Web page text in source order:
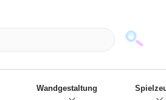
Wandgestaltung